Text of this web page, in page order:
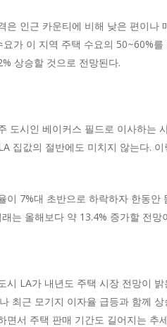
은 인근 카운티에 비해 낮은 편이
가 이 지역 주택 수요의 50~60%
상승할 것으로 전망된다.
도시인 베이커스 필드로 이사하는
집값의 절반에도 미치지 않는다.
이 7%대 초반으로 하락하자 한동
는 올해보다 약 13.4% 증가할 전
시 LA가 내년도 주택 시장 전망이
최근 모기지 이자율 급등과 함께
면서 주택 판매 기간도 길어지는 추